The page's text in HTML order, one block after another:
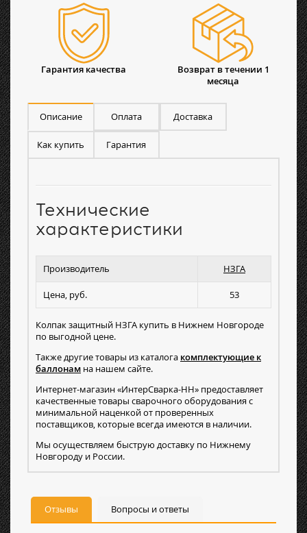
Гарантия качества
Возврат в течении 1
месяца
Описание Оплата Доставка
Как купить Гарантия
Технические
характеристики
Производитель НЗГА
Цена, руб. 53
Колпак защитный НЗГА купить в Нижнем Новгороде
по выгодной цене.
Также другие товары из каталога комплектующие к
баллонам на нашем сайте.
Интернет-магазин «ИнтерСварка-НН» предоставляет
качественные товары сварочного оборудования с
минимальной наценкой от проверенных
поставщиков, которые всегда имеются в наличии.
Мы осуществляем быструю доставку по Нижнему
Новгороду и России.
Отзывы Вопросы и ответы